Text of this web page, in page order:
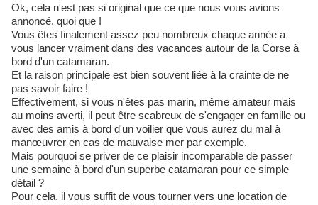
Ok, cela n'est pas si original que ce que nous vous avions
annoncé, quoi que !
Vous êtes finalement assez peu nombreux chaque année a
vous lancer vraiment dans des vacances autour de la Corse à
bord d'un catamaran.
Et la raison principale est bien souvent liée à la crainte de ne
pas savoir faire !
Effectivement, si vous n'êtes pas marin, même amateur mais
au moins averti, il peut être scabreux de s'engager en famille ou
avec des amis à bord d'un voilier que vous aurez du mal à
manœuvrer en cas de mauvaise mer par exemple.
Mais pourquoi se priver de ce plaisir incomparable de passer
une semaine à bord d'un superbe catamaran pour ce simple
détail ?
Pour cela, il vous suffit de vous tourner vers une location de